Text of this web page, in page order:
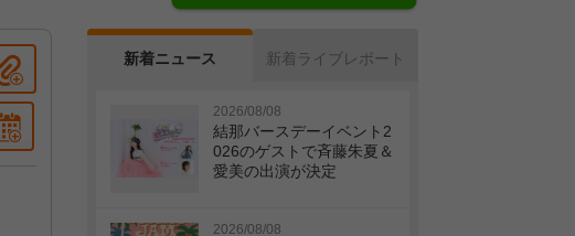
新着ニュース 新着ライブレポート
2026/08/08
結那バースデーイベント2
026のゲストで斉藤朱夏＆
愛美の出演が決定
2026/08/08